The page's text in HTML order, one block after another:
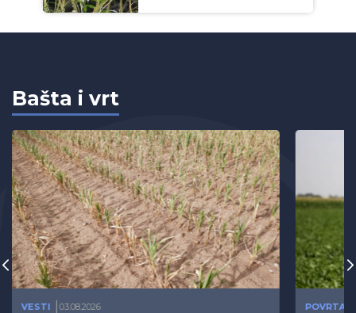
Bašta i vrt
VESTI 03.08.2026